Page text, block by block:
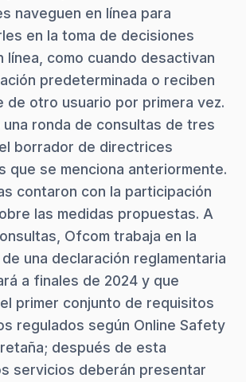
naveguen en línea para
en la toma de decisiones
línea, como cuando desactivan
predeterminada o reciben
de otro usuario por primera vez.
una ronda de consultas de tres
borrador de directrices
que se menciona anteriormente.
contaron con la participación
las medidas propuestas. A
Ofcom trabaja en la
una declaración reglamentaria
a finales de 2024 y que
primer conjunto de requisitos
regulados según Online Safety
después de esta
servicios deberán presentar